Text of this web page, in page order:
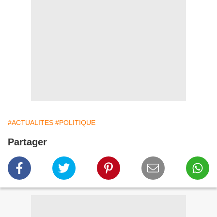
#ACTUALITES #POLITIQUE
Partager